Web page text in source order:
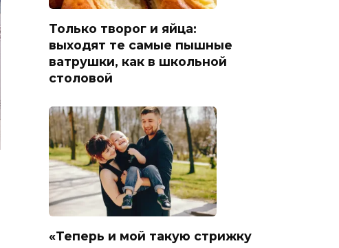
Только творог и яйца:
выходят те самые пышные
ватрушки, как в школьной
столовой
«Теперь и мой такую стрижку